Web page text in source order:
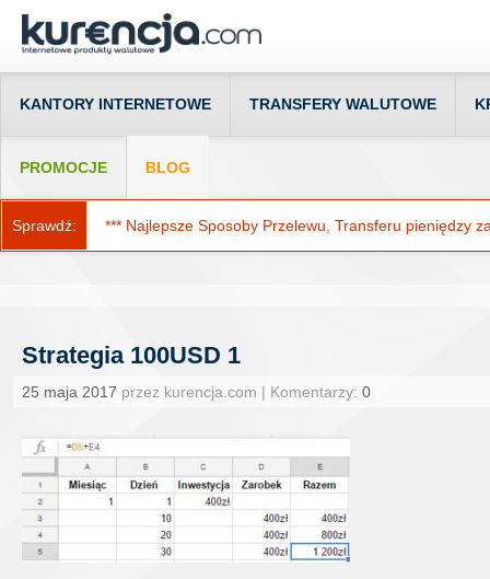
KANTORY INTERNETOWE TRANSFERY WALUTOWE
PROMOCJE BLOG
Sprawdź: *** Najlepsze Sposoby Przelewu, Transferu pieniędzy
Strategia 100USD 1
25 maja 2017 przez kurencja.com | Komentarzy: 0